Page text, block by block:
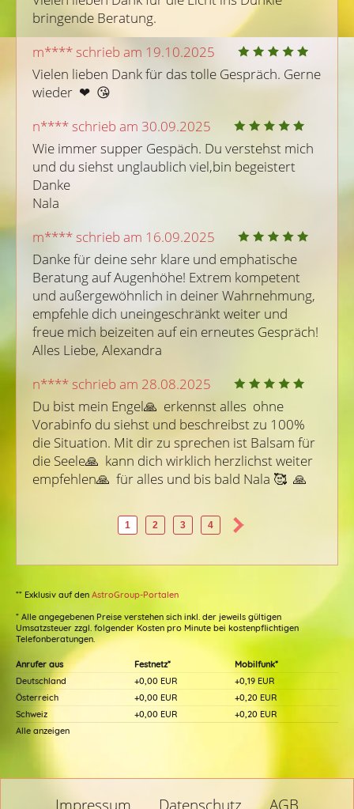
bringende Beratung.
m**** schrieb am 19.10.2025
Vielen lieben Dank für das tolle Gespräch. Gerne
wieder  ❤  😘
n**** schrieb am 30.09.2025
Wie immer supper Gespäch. Du verstehst mich
und du siehst unglaublich viel,bin begeistert
Danke
Nala
m**** schrieb am 16.09.2025
Danke für deine sehr klare und emphatische
Beratung auf Augenhöhe! Extrem kompetent
und außergewöhnlich in deiner Wahrnehmung,
empfehle dich uneingeschränkt weiter und
freue mich beizeiten auf ein erneutes Gespräch!
Alles Liebe, Alexandra
n**** schrieb am 28.08.2025
Du bist mein Engel🙏  erkennst alles  ohne
Vorabinfo du siehst und beschreibst zu 100%
die Situation. Mit dir zu sprechen ist Balsam für
die Seele🙏  kann dich wirklich herzlichst weiter
empfehlen🙏  für alles und bis bald Nala 🥰  🙏
1 2 3 4
** Exklusiv auf den AstroGroup-Portalen
* Alle angegebenen Preise verstehen sich inkl. der jeweils gültigen
Umsatzsteuer zzgl. folgender Kosten pro Minute bei kostenpflichtigen
Telefonberatungen.
Anrufer aus Festnetz*
Mobilfunk*
Deutschland
+0,00 EUR
+0,19 EUR
Österreich
+0,00 EUR
+0,20 EUR
Schweiz
+0,00 EUR
+0,20 EUR
Alle anzeigen
Impressum Datenschutz AGB